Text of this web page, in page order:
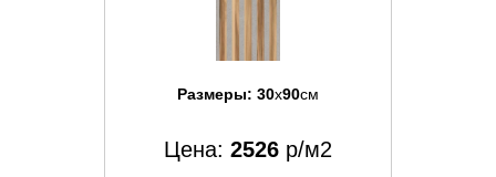
Размеры: 30x90см
Цена: 2526 р/м2